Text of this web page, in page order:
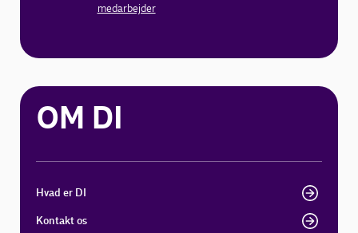
medarbejder
OM DI
Hvad er DI
Kontakt os